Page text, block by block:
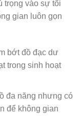
trọng vào sự tối
gian luôn gọn
bớt đồ đạc dư
trong sinh hoạt
đa năng nhưng có
để không gian